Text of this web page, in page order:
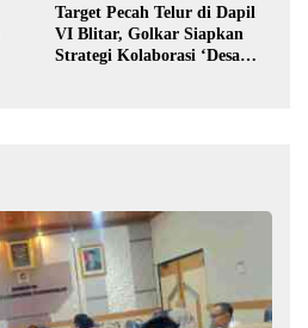
Target Pecah Telur di Dapil
VI Blitar, Golkar Siapkan
Strategi Kolaborasi ‘Desa